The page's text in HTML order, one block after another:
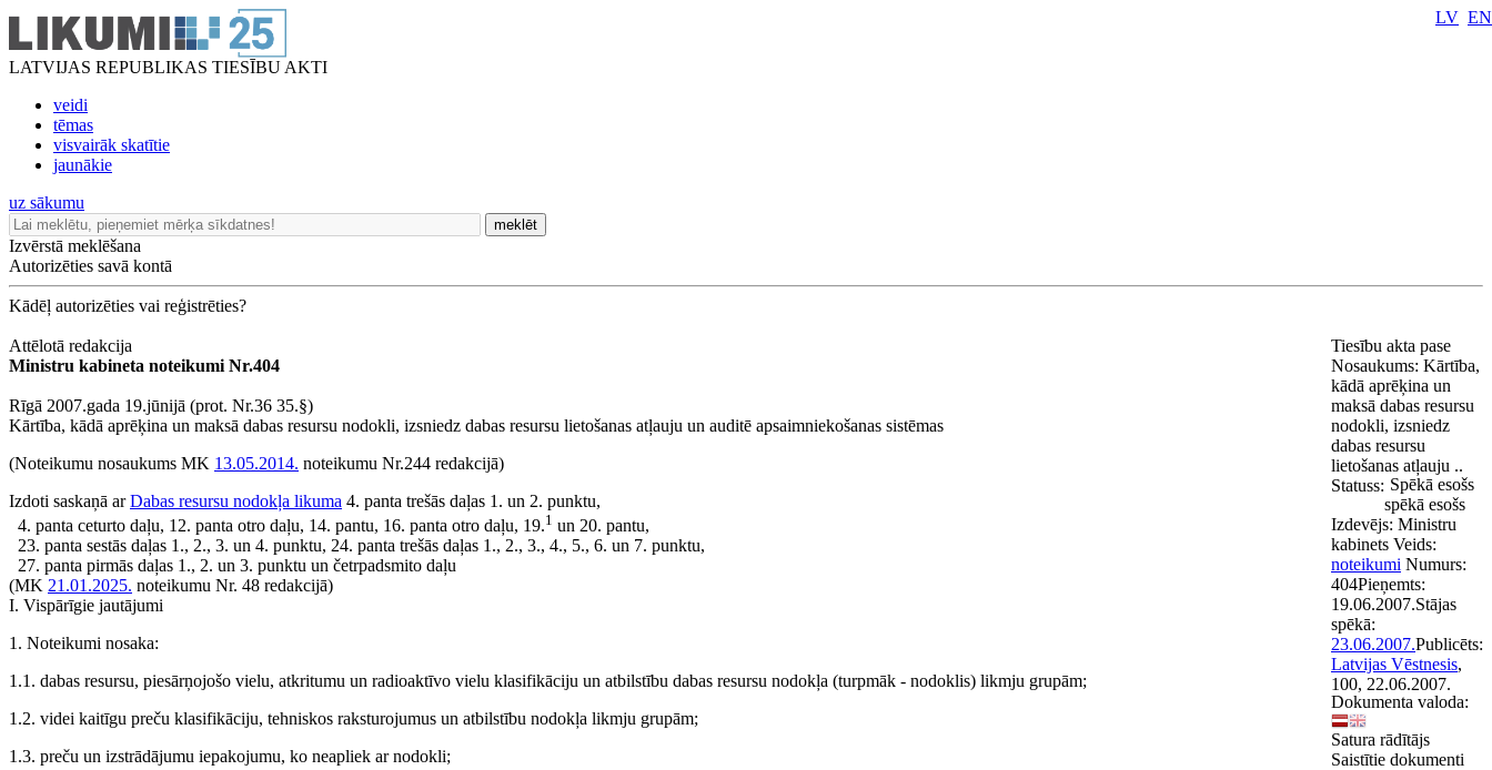
LATVIJAS REPUBLIKAS TIESĪBU AKTI
veidi
tēmas
visvairāk skatītie
jaunākie
LV EN
uz sākumu
meklēt
Izvērstā meklēšana
Autorizēties savā kontā
Kādēļ autorizēties vai reģistrēties?
Attēlotā redakcija
Ministru kabineta noteikumi Nr.404
Rīgā 2007.gada 19.jūnijā (prot. Nr.36 35.§)
Kārtība, kādā aprēķina un maksā dabas resursu nodokli, izsniedz dabas resursu lietošanas atļauju un auditē apsaimniekošanas sistēmas
(Noteikumu nosaukums MK 13.05.2014. noteikumu Nr.244 redakcijā)
Izdoti saskaņā arDabas resursu nodokļa likuma 4. panta trešās daļas 1. un 2. punktu,
4. panta ceturto daļu, 12. panta otro daļu, 14. pantu, 16. panta otro daļu, 19.1 un 20. pantu,
23. panta sestās daļas 1., 2., 3. un 4. punktu, 24. panta trešās daļas 1., 2., 3., 4., 5., 6. un 7. punktu,
27. panta pirmās daļas 1., 2. un 3. punktu un četrpadsmito daļu
(MK 21.01.2025. noteikumu Nr. 48 redakcijā)
I. Vispārīgie jautājumi
1. Noteikumi nosaka:
1.1. dabas resursu, piesārņojošo vielu, atkritumu un radioaktīvo vielu klasifikāciju un atbilstību dabas resursu nodokļa (turpmāk - nodoklis) likmju grupām;
1.2. videi kaitīgu preču klasifikāciju, tehniskos raksturojumus un atbilstību nodokļa likmju grupām;
1.3. preču un izstrādājumu iepakojumu, ko neapliek ar nodokli;
Tiesību akta pase
Nosaukums: Kārtība,
kādā aprēķina un
maksā dabas resursu
nodokli, izsniedz
dabas resursu
lietošanas atļauju ..
Statuss: Spēkā esošs
spēkā esošs
Izdevējs: Ministru
kabinets Veids:
noteikumi Numurs:
404Pieņemts:
19.06.2007.Stājas
spēkā:
23.06.2007.Publicēts:
Latvijas Vēstnesis,
100, 22.06.2007.
Dokumenta valoda:
Satura rādītājs
Saistītie dokumenti